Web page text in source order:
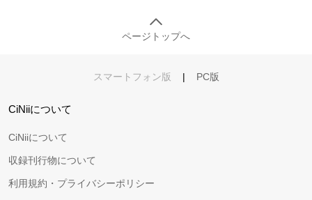
ページトップへ
スマートフォン版 | PC版
CiNiiについて
CiNiiについて
収録刊行物について
利用規約・プライバシーポリシー